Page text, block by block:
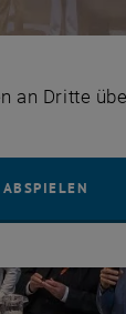
an Dritte
ABSPIELEN